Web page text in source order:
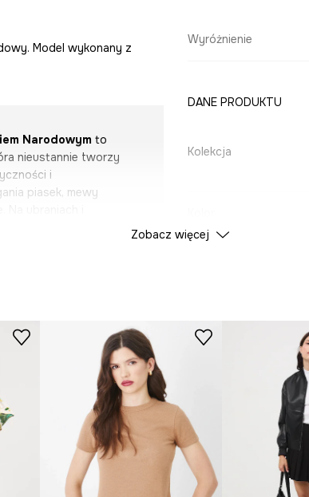
Model wykonany z
Narodowym to
nieustannie tworzy
i
piasek, mewy
odniesień do
błękitów,
element to
to wyjątkowe
Słowińskiego Parku
cennych siedlisk i
do produktów
na terenie parku
Wyróżnienie
DANE PRODUKTU
Kolekcja
Zobacz więcej